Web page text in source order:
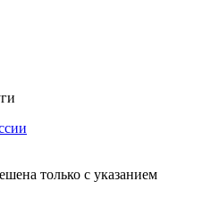
только с указанием